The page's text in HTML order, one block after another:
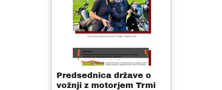
Predsednica države o
vožnji z motorjem Trmi